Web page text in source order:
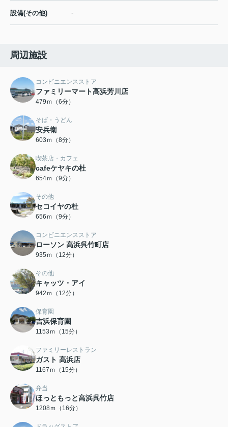
設備(その他) -
周辺施設
コンビニエンスストア
ファミリーマート高浜芳川店
479ｍ（6分）
そば・うどん
安兵衛
603ｍ（8分）
喫茶店・カフェ
cafeケヤキの杜
654ｍ（9分）
その他
セコイヤの杜
656ｍ（9分）
コンビニエンスストア
ローソン 高浜呉竹町店
935ｍ（12分）
その他
キャッツ・アイ
942ｍ（12分）
保育園
吉浜保育園
1153ｍ（15分）
ファミリーレストラン
ガスト 高浜店
1167ｍ（15分）
弁当
ほっともっと高浜呉竹店
1208ｍ（16分）